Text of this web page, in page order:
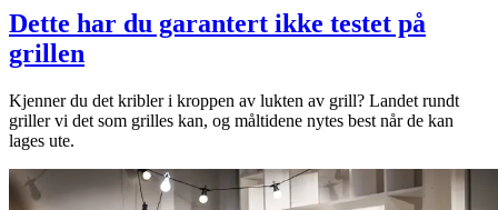
Dette har du garantert ikke testet på
grillen
Kjenner du det kribler i kroppen av lukten av grill? Landet rundt
griller vi det som grilles kan, og måltidene nytes best når de kan
lages ute.